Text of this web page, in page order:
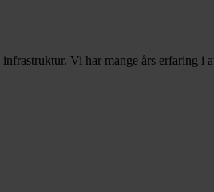
Vi har mange års erfaring i